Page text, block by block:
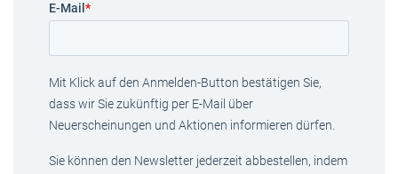
E-Mail *
Mit Klick auf den Anmelden-Button bestätigen Sie,
dass wir Sie zukünftig per E-Mail über
Neuerscheinungen und Aktionen informieren dürfen.
Sie können den Newsletter jederzeit abbestellen, indem